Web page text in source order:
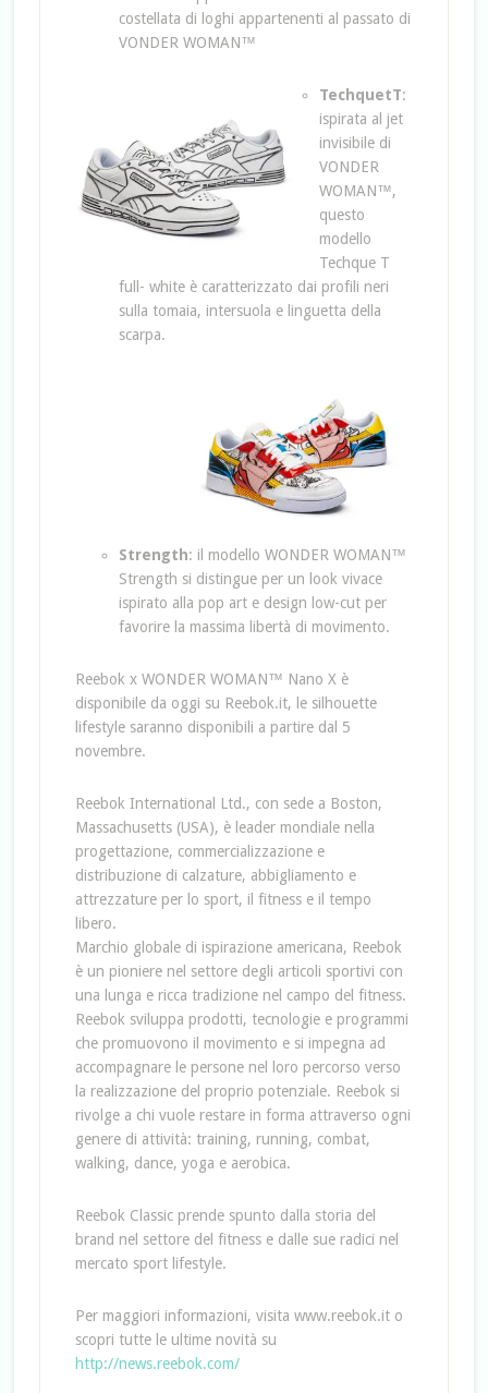
costellata di loghi appartenenti al passato di
VONDER WOMAN™
TechquetT:
ispirata al jet
invisibile di
VONDER
WOMAN™,
questo
modello
Techque T
full- white è caratterizzato dai profili neri
sulla tomaia, intersuola e linguetta della
scarpa.
Strength: il modello WONDER WOMAN™
Strength si distingue per un look vivace
ispirato alla pop art e design low-cut per
favorire la massima libertà di movimento.
Reebok x WONDER WOMAN™ Nano X è
disponibile da oggi su Reebok.it, le silhouette
lifestyle saranno disponibili a partire dal 5
novembre.
Reebok International Ltd., con sede a Boston,
Massachusetts (USA), è leader mondiale nella
progettazione, commercializzazione e
distribuzione di calzature, abbigliamento e
attrezzature per lo sport, il fitness e il tempo
libero.
Marchio globale di ispirazione americana, Reebok
è un pioniere nel settore degli articoli sportivi con
una lunga e ricca tradizione nel campo del fitness.
Reebok sviluppa prodotti, tecnologie e programmi
che promuovono il movimento e si impegna ad
accompagnare le persone nel loro percorso verso
la realizzazione del proprio potenziale. Reebok si
rivolge a chi vuole restare in forma attraverso ogni
genere di attività: training, running, combat,
walking, dance, yoga e aerobica.
Reebok Classic prende spunto dalla storia del
brand nel settore del fitness e dalle sue radici nel
mercato sport lifestyle.
Per maggiori informazioni, visita www.reebok.it o
scopri tutte le ultime novità su
http://news.reebok.com/